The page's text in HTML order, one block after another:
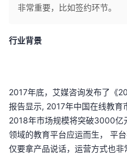
者
我
非常重要，比如签约环节。
行业背景
2017年底，艾媒咨询发布了《
报告显示, 2017年中国在线教
2018年市场规模将突破3000
领域的教育平台应运而生， 平
仅要拿产品说话，运营方式也非